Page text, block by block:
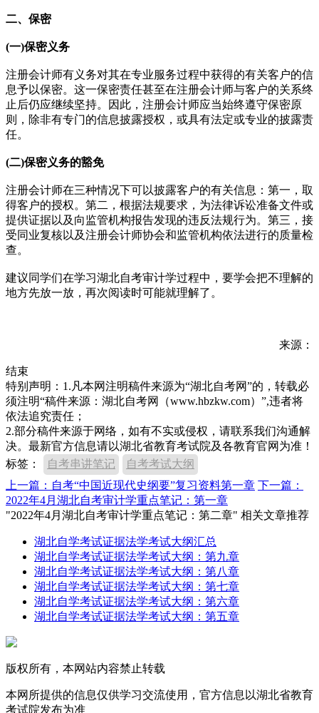
二、保密
(一)保密义务
注册会计师有义务对其在专业服务过程中获得的有关客户的信
息予以保密。这一保密责任甚至在注册会计师与客户的关系终
止后仍应继续坚持。因此，注册会计师应当始终遵守保密原
则，除非有专门的信息披露授权，或具有法定或专业的披露责
任。
(二)保密义务的豁免
注册会计师在三种情况下可以披露客户的有关信息：第一，取
得客户的授权。第二，根据法规要求，为法律诉讼准备文件或
提供证据以及向监管机构报告发现的违反法规行为。第三，接
受同业复核以及注册会计师协会和监管机构依法进行的质量检
查。
建议同学们在学习湖北自考审计学过程中，要学会把不理解的
地方先放一放，再次阅读时可能就理解了。
来源：
结束
特别声明：1.凡本网注明稿件来源为“湖北自考网”的，转载必
须注明“稿件来源：湖北自考网（www.hbzkw.com）”,违者将
依法追究责任；
2.部分稿件来源于网络，如有不实或侵权，请联系我们沟通解
决。最新官方信息请以湖北省教育考试院及各教育官网为准！
标签：
自考串讲笔记
自考考试大纲
上一篇：自考“中国近现代史纲要”复习资料第一章 下一篇：
2022年4月湖北自考审计学重点笔记：第一章
"2022年4月湖北自考审计学重点笔记：第二章" 相关文章推荐
湖北自学考试证据法学考试大纲汇总
湖北自学考试证据法学考试大纲：第九章
湖北自学考试证据法学考试大纲：第八章
湖北自学考试证据法学考试大纲：第七章
湖北自学考试证据法学考试大纲：第六章
湖北自学考试证据法学考试大纲：第五章
版权所有，本网站内容禁止转载
本网所提供的信息仅供学习交流使用，官方信息以湖北省教育
考试院发布为准